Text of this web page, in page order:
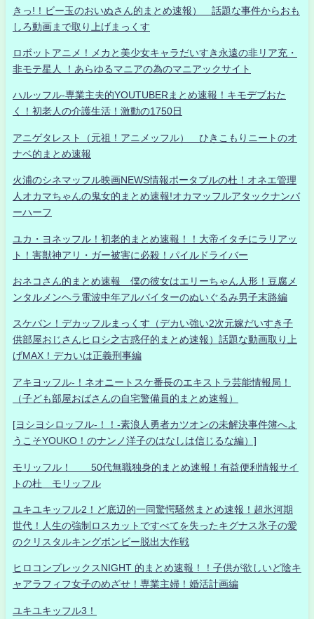
きっ!！ビー玉のおいぬさん的まとめ速報） 話題な事件からおも
しろ動画まで取り上げまっくす
ロボットアニメ！メカと美少女キャラだいすき永遠の非リア充・
非モテ星人 ！あらゆるマニアの為のマニアックサイト
ハルッフル-専業主夫的YOUTUBERまとめ速報！キモデブおた
く！初老人の介護生活！激動の1750日
アニゲタレスト（元祖！アニメッフル） ひきこもりニートのオ
ナベ的まとめ速報
火浦のシネマッフル映画NEWS情報ポータブルの杜！オネエ管理
人オカマちゃんの鬼女的まとめ速報!オカマッフルアタックナンバ
ーハーフ
ユカ・ヨネッフル！初老的まとめ速報！！大帝イタチにラリアッ
ト！害獣神アリ・ガー被害に必殺！パイルドライバー
おネコさん的まとめ速報 僕の彼女はエリーちゃん人形！豆腐メ
ンタルメンヘラ電波中年アルバイターのぬいぐるみ男子末路編
スケバン！デカッフルまっくす（デカい強い2次元嫁だいすき子
供部屋おじさんヒロシ之古惑仔的まとめ速報）話題な動画取り上
げMAX！デカいは正義刑事編
アキヨッフル-！ネオニートスケ番長のエキストラ芸能情報局！
（子ども部屋おばさんの自宅警備員的まとめ速報）
[ヨシヨシロッフル-！！-素浪人勇者カツオンの未解決事件簿へよ
うこそYOUKO！のナンノ洋子のはなしは信じるな編）]
モリッフル！ 50代無職独身的まとめ速報！有益便利情報サイ
トの杜 モリッフル
ユキユキッフル2！ど底辺的一同驚愕騒然まとめ速報！超氷河期
世代！人生の強制ロスカットですべてを失ったキグナス氷子の愛
のクリスタルキングボンビー脱出大作戦
ヒロコンプレックスNIGHT 的まとめ速報！！子供が欲しいど陰キ
ャアラフィフ女子のめざせ！専業主婦！婚活計画編
ユキユキッフル3！